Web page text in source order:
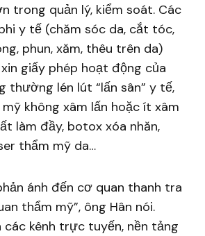
trong quản lý, kiểm soát. Các
y tế (chăm sóc da, cắt tóc,
phun, xăm, thêu trên da)
giấy phép hoạt động của
thường lén lút “lấn sân” y tế,
không xâm lấn hoặc ít xâm
làm đầy, botox xóa nhăn,
thẩm mỹ da…
ánh đến cơ quan thanh tra
thẩm mỹ”, ông Hân nói.
các kênh trực tuyến, nền tảng